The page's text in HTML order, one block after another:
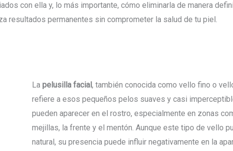
con ella y, lo más importante, cómo eliminarla de manera
resultados permanentes sin comprometer la salud de tu piel.
La pelusilla facial , también conocida como vello fino o
refiere a esos pequeños pelos suaves y casi
pueden aparecer en el rostro, especialmente en zonas
mejillas, la frente y el mentón. Aunque este tipo de vello
natural, su presencia puede influir negativamente en la